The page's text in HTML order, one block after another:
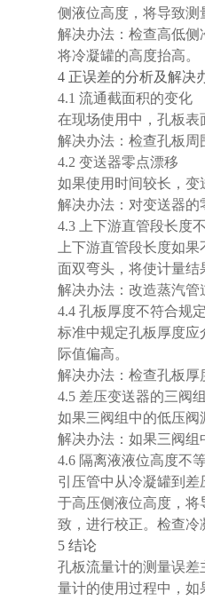
侧液位高度，将导致
解决办法：检查高低
将冷凝罐的高度抬高。
4 正误差的分析及解决
4.1 流通截面积的变化
在现场使用中，孔板
解决办法：检查孔板
4.2 变送器零点漂移
如果使用时间较长，
解决办法：对变送器的
4.3 上下游直管段长度
上下游直管段长度如
面双弯头，将使计量结
解决办法：改造蒸汽
4.4 孔板厚度不符合规
标准中规定孔板厚度应
际值偏高。
解决办法：检查孔板
4.5 差压变送器的三阀
如果三阀组中的低压
解决办法：如果三阀
4.6 隔离液液位高度不
引压管中从冷凝罐到
于高压侧液位高度，
致，进行校正。检查
5 结论
孔板流量计的测量误
量计的使用过程中，如